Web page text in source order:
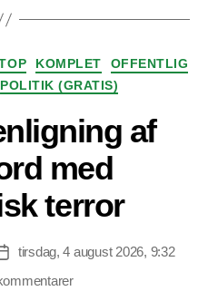
Kategorier
KOMPLET
OFFENTLIG
POLITIK (GRATIS)
af
med
terror
Indlægsdato
tirsdag, 4 august 2026, 9:32
til